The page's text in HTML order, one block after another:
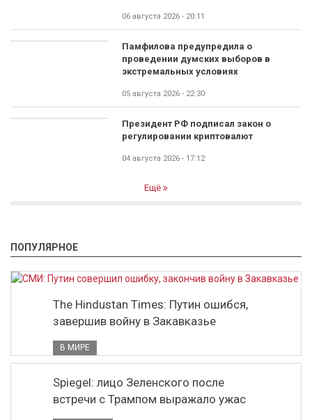
06 августа 2026 - 20:11
Памфилова предупредила о
проведении думских выборов в
экстремальных условиях
05 августа 2026 - 22:30
Президент РФ подписал закон о
регулировании криптовалют
04 августа 2026 - 17:12
Ещё
ПОПУЛЯРНОЕ
The Hindustan Times: Путин ошибся,
завершив войну в Закавказье
В МИРЕ
Spiegel: лицо Зеленского после
встречи с Трампом выражало ужас